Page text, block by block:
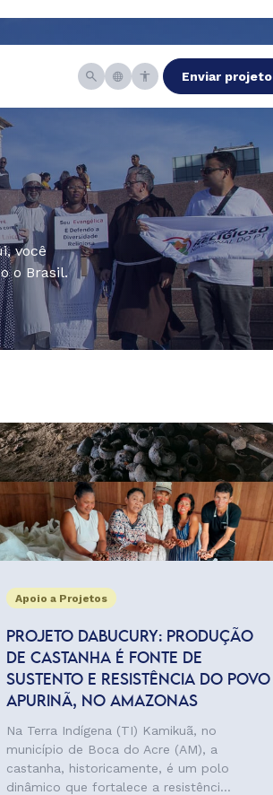
Enviar projeto
você
o Brasil.
Apoio a Projetos
PROJETO DABUCURY: PRODUÇÃO
DE CASTANHA É FONTE DE
SUSTENTO E RESISTÊNCIA DO POVO
APURINÃ, NO AMAZONAS
Na Terra Indígena (TI) Kamikuã, no
município de Boca do Acre (AM), a
castanha, historicamente, é um polo
dinâmico que fortalece a resistênci...